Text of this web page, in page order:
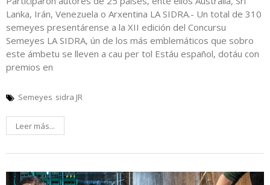
Lanka, Irán, Venezuela o Arxentina LA SIDRA.- Un total de 310
semeyes presentárense a la XII edición del Concursu
Semeyes LA SIDRA, ún de los más emblemáticos que sobro
este ámbetu se lleven a cau per tol Estáu español, dotáu con
premios en
Semeyes sidra JR
Leer más...